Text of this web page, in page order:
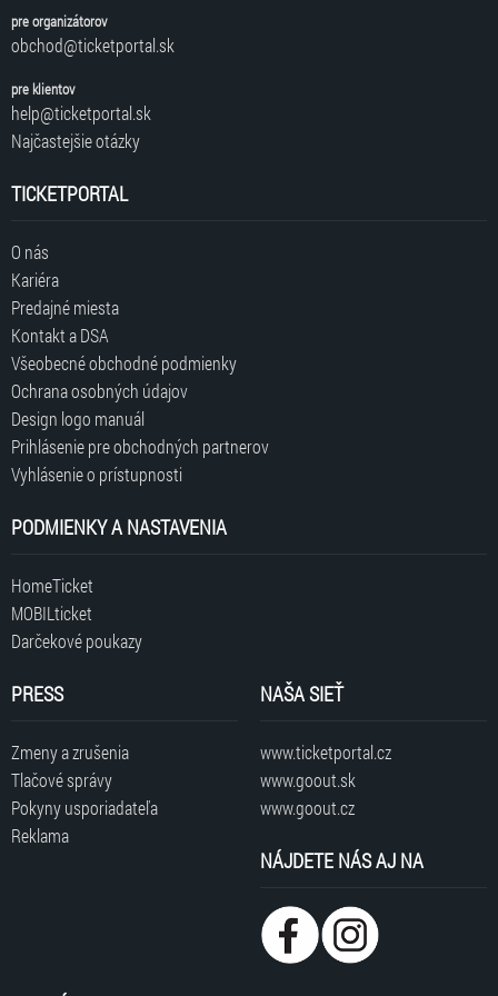
pre organizátorov
obchod@ticketportal.sk
pre klientov
help@ticketportal.sk
Najčastejšie otázky
TICKETPORTAL
O nás
Kariéra
Predajné miesta
Kontakt a DSA
Všeobecné obchodné podmienky
Ochrana osobných údajov
Design logo manuál
Prihlásenie pre obchodných partnerov
Vyhlásenie o prístupnosti
PODMIENKY A NASTAVENIA
HomeTicket
MOBILticket
Darčekové poukazy
PRESS
Zmeny a zrušenia
Tlačové správy
Pokyny usporiadateľa
Reklama
NAŠA SIEŤ
www.ticketportal.cz
www.goout.sk
www.goout.cz
NÁJDETE NÁS AJ NA